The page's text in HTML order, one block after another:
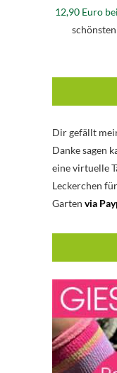
12,90 Euro
Dir gefällt
Danke sagen
eine virtuelle
Leckerchen
Garten via